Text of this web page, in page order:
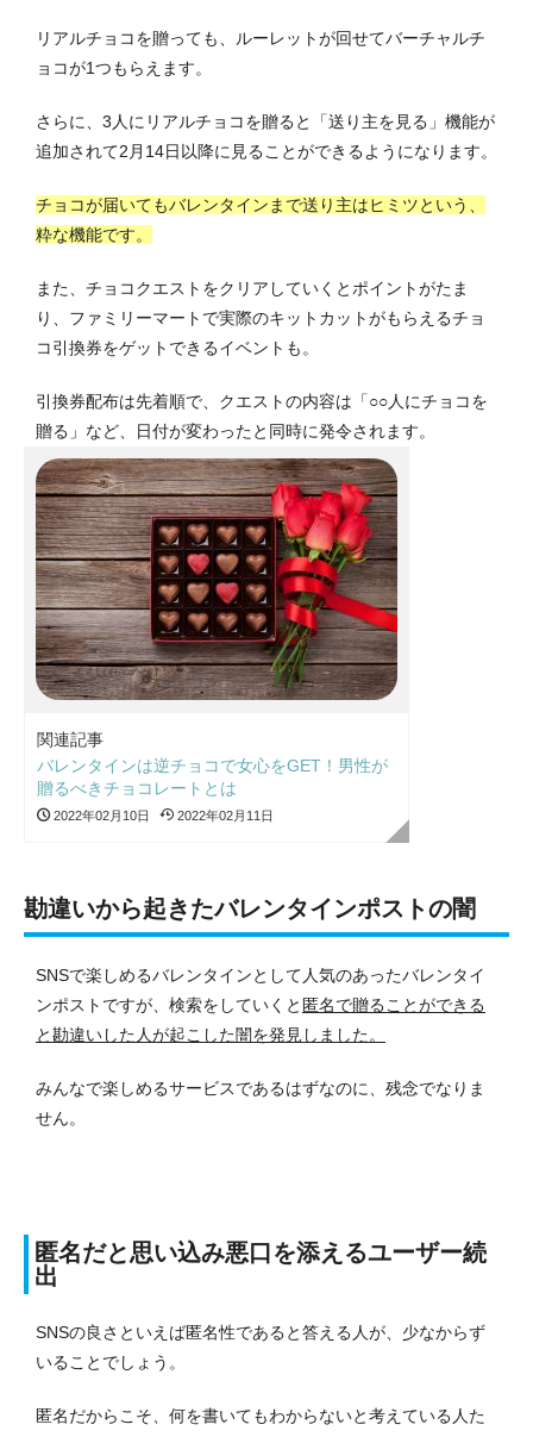
リアルチョコを贈っても、ルーレットが回せてバーチャルチ
ョコが1つもらえます。
さらに、3人にリアルチョコを贈ると「送り主を見る」機能が
追加されて2月14日以降に見ることができるようになります。
チョコが届いてもバレンタインまで送り主はヒミツという、
粋な機能です。
また、チョコクエストをクリアしていくとポイントがたま
り、ファミリーマートで実際のキットカットがもらえるチョ
コ引換券をゲットできるイベントも。
引換券配布は先着順で、クエストの内容は「○○人にチョコを
贈る」など、日付が変わったと同時に発令されます。
関連記事
バレンタインは逆チョコで女心をGET！男性が
贈るべきチョコレートとは
2022年02月10日 2022年02月11日
勘違いから起きたバレンタインポストの闇
SNSで楽しめるバレンタインとして人気のあったバレンタイ
ンポストですが、検索をしていくと 匿名で贈ることができる
と勘違いした人が起こした闇を発見しました。
みんなで楽しめるサービスであるはずなのに、残念でなりま
せん。
匿名だと思い込み悪口を添えるユーザー続
出
SNSの良さといえば匿名性であると答える人が、少なからず
いることでしょう。
匿名だからこそ、何を書いてもわからないと考えている人た